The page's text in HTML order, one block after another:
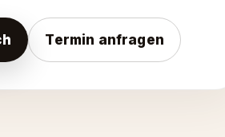
Termin anfragen